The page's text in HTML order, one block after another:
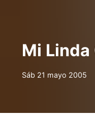
Mi Linda
Sáb 21 mayo 2005